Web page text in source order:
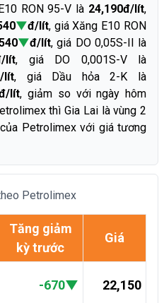
RON 95-V là 24,190đ/lít,
▼đ/lít, giá Xăng E10 RON
▼đ/lít, giá DO 0,05S-II là
lít, giá DO 0,001S-V là
lít, giá Dầu hỏa 2-K là
lít, giảm so với ngày hôm
thì Gia Lai là vùng 2
Petrolimex với giá tương
Petrolimex
Tăng giảm
kỳ trước
Giá
-670▼ 22,150